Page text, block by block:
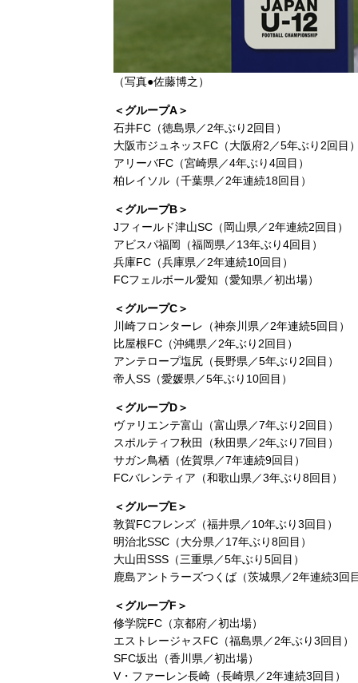
（写真●佐藤博之）
＜グループA＞
石井FC（徳島県／2年ぶり2回目）
大阪市ジュネッスFC（大阪府2／5年ぶり2回目
アリーバFC（宮崎県／4年ぶり4回目）
柏レイソル（千葉県／2年連続18回目）
＜グループB＞
Jフィールド津山SC（岡山県／2年連続2回目）
アビスパ福岡（福岡県／13年ぶり4回目）
兵庫FC（兵庫県／2年連続10回目）
FCフェルボール愛知（愛知県／初出場）
＜グループC＞
川崎フロンターレ（神奈川県／2年連続5回目）
比屋根FC（沖縄県／2年ぶり2回目）
アンテロープ塩尻（長野県／5年ぶり2回目）
帝人SS（愛媛県／5年ぶり10回目）
＜グループD＞
ヴァリエンテ富山（富山県／7年ぶり2回目）
スポルティフ秋田（秋田県／2年ぶり7回目）
サガン鳥栖（佐賀県／7年連続9回目）
FCバレンティア（和歌山県／3年ぶり8回目）
＜グループE＞
敦賀FCフレンズ（福井県／10年ぶり3回目）
明治北SSC（大分県／17年ぶり8回目）
大山田SSS（三重県／5年ぶり5回目）
鹿島アントラーズつくば（茨城県／2年連続3回
＜グループF＞
修学院FC（京都府／初出場）
エストレージャスFC（福島県／2年ぶり3回目）
SFC坂出（香川県／初出場）
V・ファーレン長崎（長崎県／2年連続3回目）